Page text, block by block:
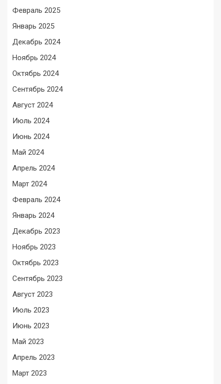
Февраль 2025
Январь 2025
Декабрь 2024
Ноябрь 2024
Октябрь 2024
Сентябрь 2024
Август 2024
Июль 2024
Июнь 2024
Май 2024
Апрель 2024
Март 2024
Февраль 2024
Январь 2024
Декабрь 2023
Ноябрь 2023
Октябрь 2023
Сентябрь 2023
Август 2023
Июль 2023
Июнь 2023
Май 2023
Апрель 2023
Март 2023